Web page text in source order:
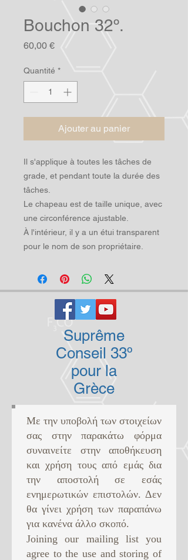
Bouchon 32º.
60,00 €Prix
Quantité *
Ajouter au panier
Il s'applique à toutes les tâches de
grade, et pendant toute la durée des
tâches.
Le chapeau est de taille unique, avec
une circonférence ajustable.
À l'intérieur, il y a un étui transparent
pour le nom de son propriétaire.
Suprême
Conseil 33º
pour la
Grèce
Με την υποβολή των στοιχείων
σας στην παρακάτω φόρμα
συναινείτε στην αποθήκευση
και χρήση τους από εμάς δια
την αποστολή σε εσάς
ενημερωτικών επιστολών. Δεν
θα γίνει χρήση των παραπάνω
για κανένα άλλο σκοπό. ​
Joining our mailing list you
agree to the use and storing of